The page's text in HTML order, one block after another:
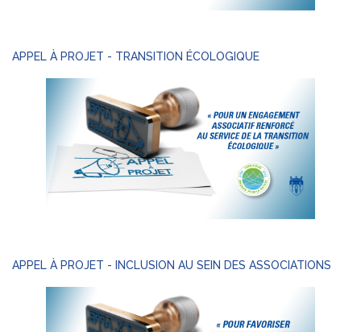
APPEL À PROJET - TRANSITION ÉCOLOGIQUE
APPEL À PROJET - INCLUSION AU SEIN DES ASSOCIATIONS